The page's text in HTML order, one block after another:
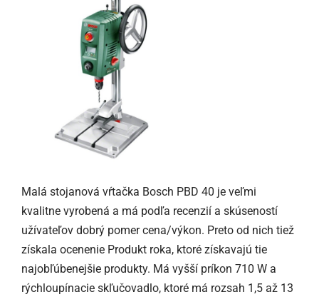
Malá stojanová vŕtačka Bosch PBD 40 je veľmi
kvalitne vyrobená a má podľa recenzií a skúseností
užívateľov dobrý pomer cena/výkon. Preto od nich tiež
získala ocenenie Produkt roka, ktoré získavajú tie
najobľúbenejšie produkty. Má vyšší príkon 710 W a
rýchloupínacie skľučovadlo, ktoré má rozsah 1,5 až 13